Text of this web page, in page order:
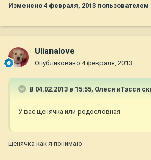
Изменено 4 февраля, 2013 пользователем
Ulianalove
Опубликовано 4 февраля, 2013
В 04.02.2013 в 15:55, Олеся иТэсси
У вас щенячка или родословная
щенячка как я понимаю